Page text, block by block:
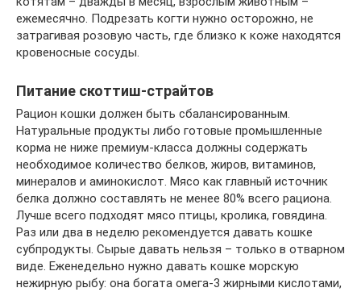
ежемесячно. Подрезать когти нужно осторожно, не
затрагивая розовую часть, где близко к коже находятся
кровеносные сосуды.
Питание скоттиш-страйтов
Рацион кошки должен быть сбалансированным.
Натуральные продукты либо готовые промышленные
корма не ниже премиум-класса должны содержать
необходимое количество белков, жиров, витаминов,
минералов и аминокислот. Мясо как главный источник
белка должно составлять не менее 80% всего рациона.
Лучше всего подходят мясо птицы, кролика, говядина.
Раз или два в неделю рекомендуется давать кошке
субпродукты. Сырые давать нельзя – только в отварном
виде. Еженедельно нужно давать кошке морскую
нежирную рыбу: она богата омега-3 жирными кислотами,